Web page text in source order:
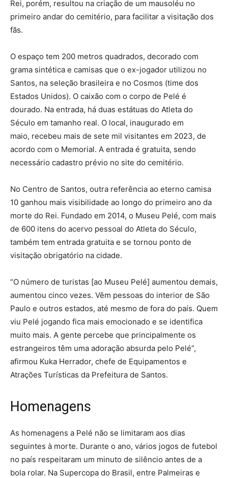
Rei, porém, resultou na criação de um mausoléu no
primeiro andar do cemitério, para facilitar a visitação dos
fãs.
O espaço tem 200 metros quadrados, decorado com
grama sintética e camisas que o ex-jogador utilizou no
Santos, na seleção brasileira e no Cosmos (time dos
Estados Unidos). O caixão com o corpo de Pelé é
dourado. Na entrada, há duas estátuas do Atleta do
Século em tamanho real. O local, inaugurado em
maio, recebeu mais de sete mil visitantes em 2023, de
acordo com o Memorial. A entrada é gratuita, sendo
necessário cadastro prévio no site do cemitério.
No Centro de Santos, outra referência ao eterno camisa
10 ganhou mais visibilidade ao longo do primeiro ano da
morte do Rei. Fundado em 2014, o Museu Pelé, com mais
de 600 itens do acervo pessoal do Atleta do Século,
também tem entrada gratuita e se tornou ponto de
visitação obrigatório na cidade.
“O número de turistas [ao Museu Pelé] aumentou demais,
aumentou cinco vezes. Vêm pessoas do interior de São
Paulo e outros estados, até mesmo de fora do país. Quem
viu Pelé jogando fica mais emocionado e se identifica
muito mais. A gente percebe que principalmente os
estrangeiros têm uma adoração absurda pelo Pelé”,
afirmou Kuka Herrador, chefe de Equipamentos e
Atrações Turísticas da Prefeitura de Santos.
Homenagens
As homenagens a Pelé não se limitaram aos dias
seguintes à morte. Durante o ano, vários jogos de futebol
no país respeitaram um minuto de silêncio antes de a
bola rolar. Na Supercopa do Brasil, entre Palmeiras e